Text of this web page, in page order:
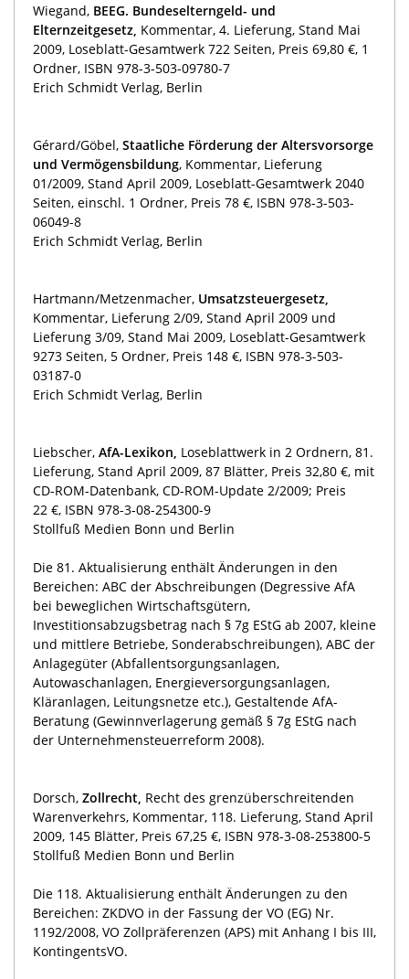
Wiegand, BEEG. Bundeselterngeld- und
Elternzeitgesetz Kommentar, 4. Lieferung, Stand Mai
2009, Loseblatt-Gesamtwerk 722 Seiten, Preis 69,80 €, 1
Ordner, ISBN 978-3-503-09780-7
Erich Schmidt Verlag, Berlin
Gérard/Göbel, Staatliche Förderung der Altersvorsorge
und Vermögensbildung, Kommentar, Lieferung
01/2009, Stand April 2009, Loseblatt-Gesamtwerk 2040
Seiten, einschl. 1 Ordner, Preis 78 €, ISBN 978-3-503-
06049-8
Erich Schmidt Verlag, Berlin
Hartmann/Metzenmacher, Umsatzsteuergesetz,
Kommentar, Lieferung 2/09, Stand April 2009 und
Lieferung 3/09, Stand Mai 2009, Loseblatt-Gesamtwerk
9273 Seiten, 5 Ordner, Preis 148 €, ISBN 978-3-503-
03187-0
Erich Schmidt Verlag, Berlin
Liebscher, AfA-Lexikon, Loseblattwerk in 2 Ordnern, 81.
Lieferung, Stand April 2009, 87 Blätter, Preis 32,80 €, mit
CD-ROM-Datenbank, CD-ROM-Update 2/2009; Preis
22 €, ISBN 978-3-08-254300-9
Stollfuß Medien Bonn und Berlin
Die 81. Aktualisierung enthält Änderungen in den
Bereichen: ABC der Abschreibungen (Degressive AfA
bei beweglichen Wirtschaftsgütern,
Investitionsabzugsbetrag nach § 7g EStG ab 2007, kleine
und mittlere Betriebe, Sonderabschreibungen), ABC der
Anlagegüter (Abfallentsorgungsanlagen,
Autowaschanlagen, Energieversorgungsanlagen,
Kläranlagen, Leitungsnetze etc.), Gestaltende AfA-
Beratung (Gewinnverlagerung gemäß § 7g EStG nach
der Unternehmensteuerreform 2008).
Dorsch, Zollrecht, Recht des grenzüberschreitenden
Warenverkehrs, Kommentar, 118. Lieferung, Stand April
2009, 145 Blätter, Preis 67,25 €, ISBN 978-3-08-253800-5
Stollfuß Medien Bonn und Berlin
Die 118. Aktualisierung enthält Änderungen zu den
Bereichen: ZKDVO in der Fassung der VO (EG) Nr.
1192/2008, VO Zollpräferenzen (APS) mit Anhang I bis III,
KontingentsVO.